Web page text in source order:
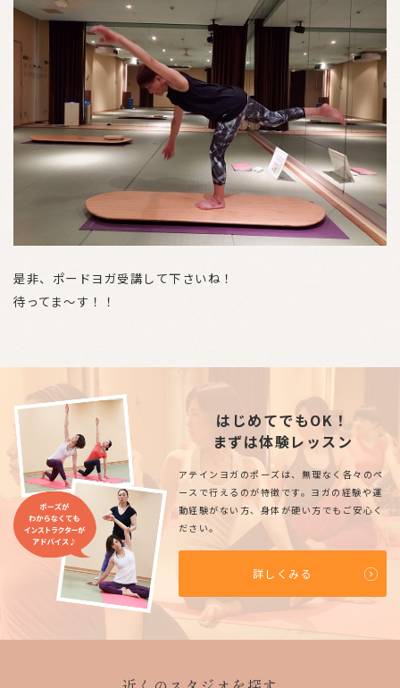
是非、ポードヨガ受講して下さいね！
待ってま～す！！
はじめてでもOK！
まずは体験レッスン
アテインヨガのポーズは、無理なく各々のペ
ースで行えるのが特徴です。ヨガの経験や運
動経験がない方、身体が硬い方でもご安心く
ださい。
詳しくみる